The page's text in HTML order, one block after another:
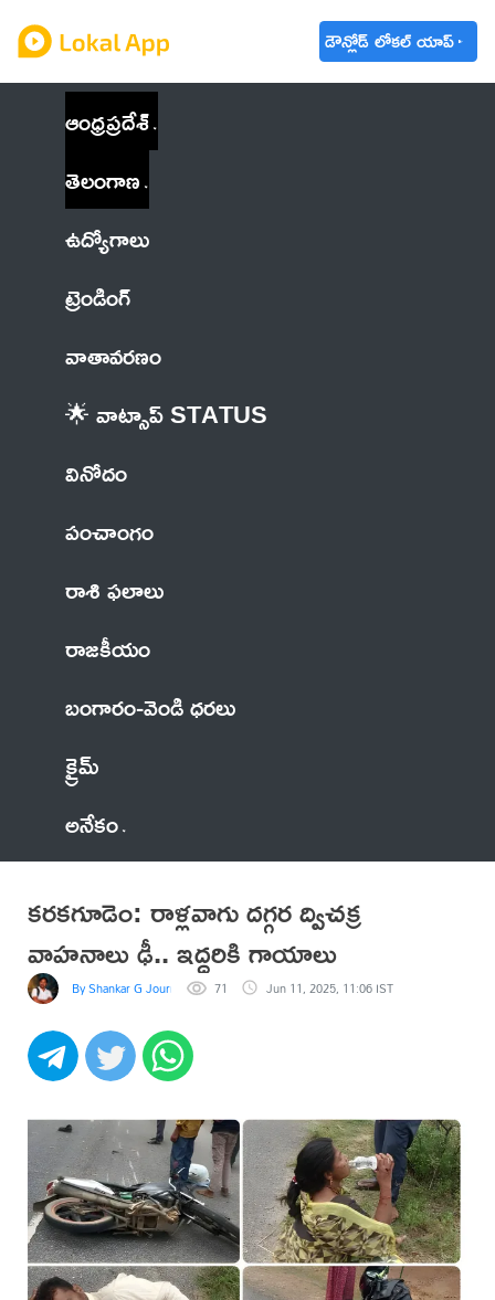
డౌన్లోడ్ లోకల్ యాప్
ఆంధ్రప్రదేశ్
తెలంగాణ
ఉద్యోగాలు
ట్రెండింగ్
వాతావరణం
🌟 వాట్సాప్ STATUS
వినోదం
పంచాంగం
రాశి ఫలాలు
రాజకీయం
బంగారం-వెండి ధరలు
క్రైమ్
అనేకం
కరకగూడెం: రాళ్లవాగు దగ్గర ద్విచక్ర
వాహనాలు ఢీ.. ఇద్దరికి గాయాలు
By Shankar G Journalist ✍️71 Jun 11, 2025, 11:06 IST